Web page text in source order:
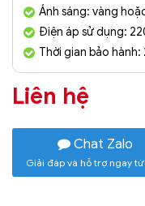
Ánh sáng: vàng
Điện áp sử dụng:
Thời gian bảo hành:
Liên hệ
Chat Zalo
Giải đáp và hỗ trợ ngay